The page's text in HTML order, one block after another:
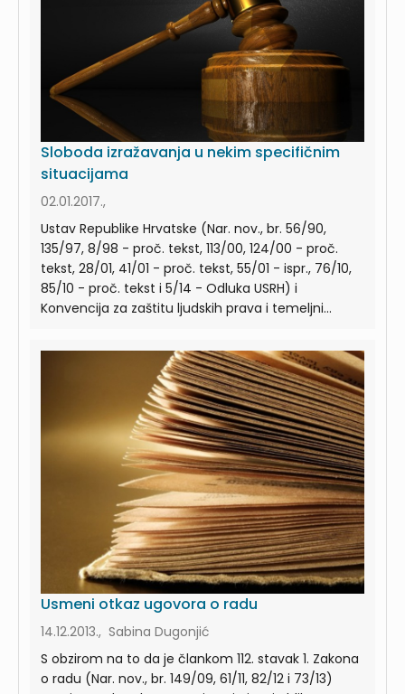
Sloboda izražavanja u nekim specifičnim
situacijama
02.01.2017.,
Ustav Republike Hrvatske (Nar. nov., br. 56/90,
135/97, 8/98 - proč. tekst, 113/00, 124/00 - proč.
tekst, 28/01, 41/01 - proč. tekst, 55/01 - ispr., 76/10,
85/10 - proč. tekst i 5/14 - Odluka USRH) i
Konvencija za zaštitu ljudskih prava i temeljni...
Usmeni otkaz ugovora o radu
14.12.2013., Sabina Dugonjić
S obzirom na to da je člankom 112. stavak 1. Zakona
o radu (Nar. nov., br. 149/09, 61/11, 82/12 i 73/13)